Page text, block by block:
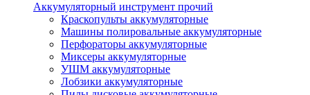
Аккумуляторный инструмент прочий
Краскопульты аккумуляторные
Машины полировальные аккумуляторные
Перфораторы аккумуляторные
Миксеры аккумуляторные
УШМ аккумуляторные
Лобзики аккумуляторные